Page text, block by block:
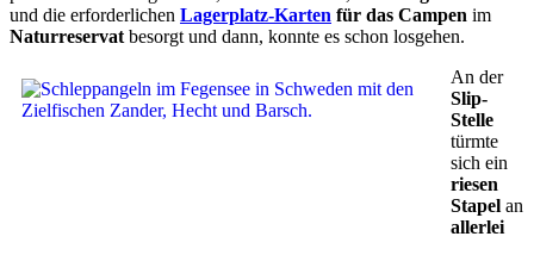
und die erforderlichen Lagerplatz-Karten für das Campen im
Naturreservat besorgt und dann, konnte es schon losgehen.
An der
Slip-
Stelle
türmte
sich ein
riesen
Stapel an
allerlei